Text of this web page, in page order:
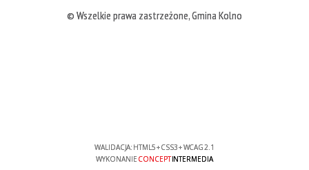
© Wszelkie prawa zastrzeżone, Gmina Kolno
WALIDACJA: HTML5+CSS3+WCAG 2.1
WYKONANIE CONCEPTINTERMEDIA